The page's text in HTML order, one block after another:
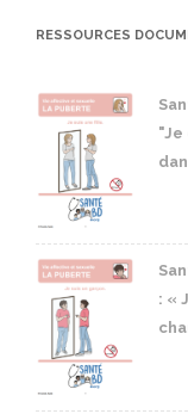
RESSOURCES
"Je
: «